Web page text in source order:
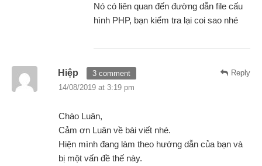
Nó có liên quan đến đường dẫn file cấu
hình PHP, bạn kiểm tra lại coi sao nhé
Reply
Hiệp
3 comment
14/08/2019 at 3:19 pm
Chào Luân,
Cảm ơn Luân về bài viết nhé.
Hiện mình đang làm theo hướng dẫn của bạn và
bị một vấn đề thế này.